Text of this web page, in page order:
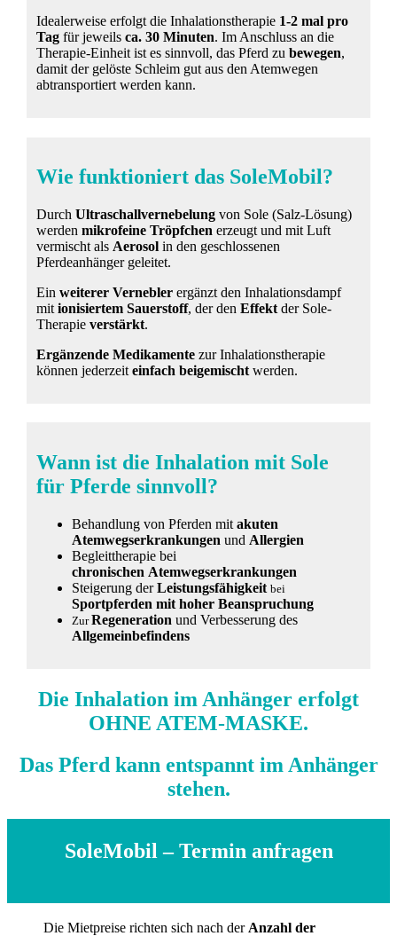
Idealerweise erfolgt die Inhalationstherapie 1-2 mal pro
Tag für jeweilsca. 30 Minuten. Im Anschluss an die
Therapie-Einheit ist es sinnvoll, das Pferd zubewegen,
damit der gelöste Schleim gut aus den Atemwegen
abtransportiert werden kann.
Wie funktioniert das SoleMobil?
DurchUltraschallvernebelung von Sole (Salz-Lösung)
werdenmikrofeine Tröpfchen erzeugt und mit Luft
vermischt als Aerosol in den geschlossenen
Pferdeanhänger geleitet.
Einweiterer Vernebler ergänzt den Inhalationsdampf
mitionisiertem Sauerstoff, der denEffekt der Sole-
Therapieverstärkt.
Ergänzende Medikamente zur Inhalationstherapie
können jederzeiteinfach beigemischt werden.
Wann ist die Inhalation mit Sole
für Pferde sinnvoll?
Behandlung von Pferden mitakuten
Atemwegserkrankungen und Allergien
Begleittherapie bei
chronischen Atemwegserkrankungen
Steigerung derLeistungsfähigkeitbei
Sportpferden mit hoher Beanspruchung
ZurRegeneration und Verbesserung des
Allgemeinbefindens
Die Inhalation im Anhänger erfolgt
OHNE ATEM-MASKE.
Das Pferd kann entspannt im Anhänger
stehen.
SoleMobil – Termin anfragen
Die Mietpreise richten sich nach der Anzahl der